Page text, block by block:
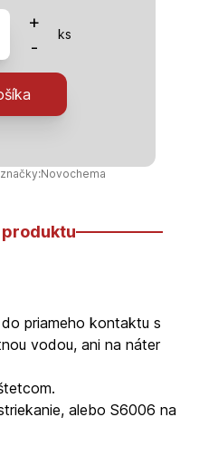
+
-
ks
Novochema
priameho kontaktu s
vodou, ani na náter
alebo S6006 na